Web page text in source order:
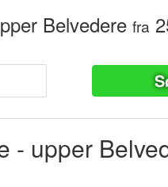
Belvedere fra
- upper